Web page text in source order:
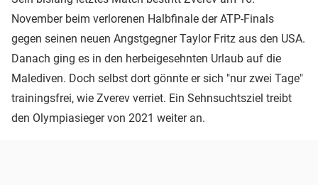
November beim verlorenen Halbfinale der ATP-Finals
gegen seinen neuen Angstgegner Taylor Fritz aus den USA.
Danach ging es in den herbeigesehnten Urlaub auf die
Malediven. Doch selbst dort gönnte er sich "nur zwei Tage"
trainingsfrei, wie Zverev verriet. Ein Sehnsuchtsziel treibt
den Olympiasieger von 2021 weiter an.